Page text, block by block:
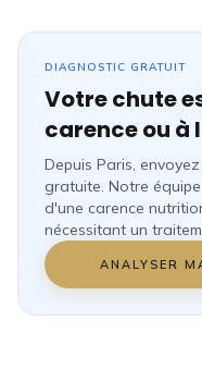
DIAGNOSTIC GRATUIT
Votre chute
carence ou à
Depuis Paris,
gratuite. Notre
d'une carence
nécessitant un
ANALYSER